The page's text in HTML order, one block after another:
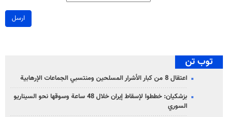
ارسل
توب تن
اعتقال 8 من كبار الأشرار المسلحين ومنتسبي الجماعات الإرهابية
بزشكيان: خططوا لإسقاط إيران خلال 48 ساعة وسوقها نحو السيناريو
السوري